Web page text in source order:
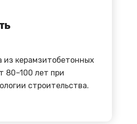
из керамзитобетонных
80–100 лет при
строительства.